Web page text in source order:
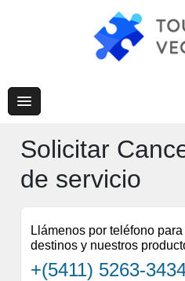
Solicitar
de servicio
Llámenos por teléfono
destinos y nuestros
+(5411) 5263-